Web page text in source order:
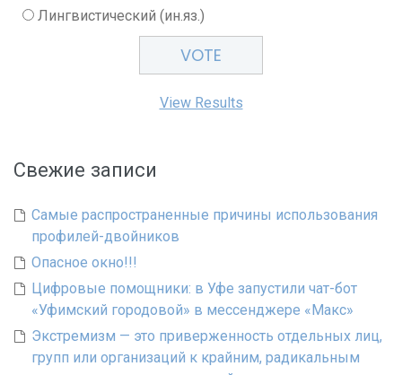
Лингвистический (ин.яз.)
View Results
Свежие записи
Самые распространенные причины использования
профилей-двойников
Опасное окно!!!
Цифровые помощники: в Уфе запустили чат-бот
«Уфимский городовой» в мессенджере «Макс»
Экстремизм — это приверженность отдельных лиц,
групп или организаций к крайним, радикальным